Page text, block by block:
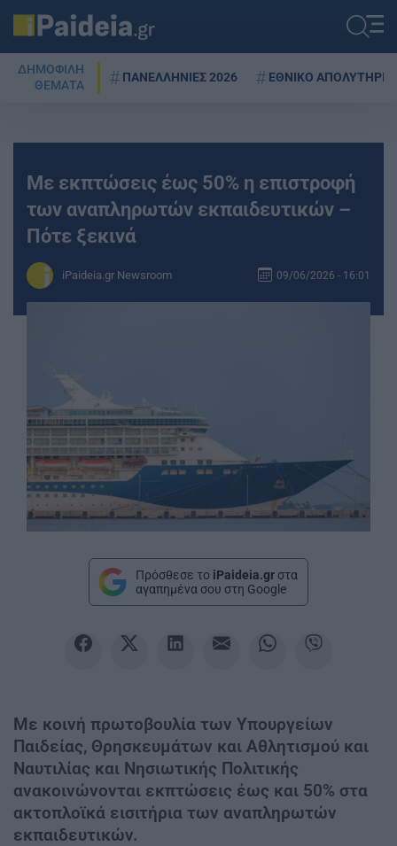
ΔΗΜΟΦΙΛΗ
ΘΕΜΑΤΑ
ΠΑΝΕΛΛΗΝΙΕΣ 2026 ΕΘΝΙΚΟ ΑΠΟΛΥΤΗΡΙΟ
Με εκπτώσεις έως 50% η επιστροφή
των αναπληρωτών εκπαιδευτικών –
Πότε ξεκινά
iPaideia.gr Newsroom 09/06/2026 - 16:01
Πρόσθεσε το iPaideia.gr στα
αγαπημένα σου στη Google
Με κοινή πρωτοβουλία των Υπουργείων
Παιδείας, Θρησκευμάτων και Αθλητισμού και
Ναυτιλίας και Νησιωτικής Πολιτικής
ανακοινώνονται εκπτώσεις έως και 50% στα
ακτοπλοϊκά εισιτήρια των αναπληρωτών
εκπαιδευτικών.